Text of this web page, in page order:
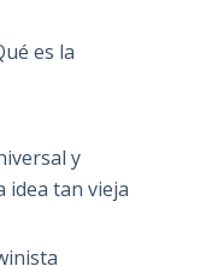
es la
y
idea tan vieja